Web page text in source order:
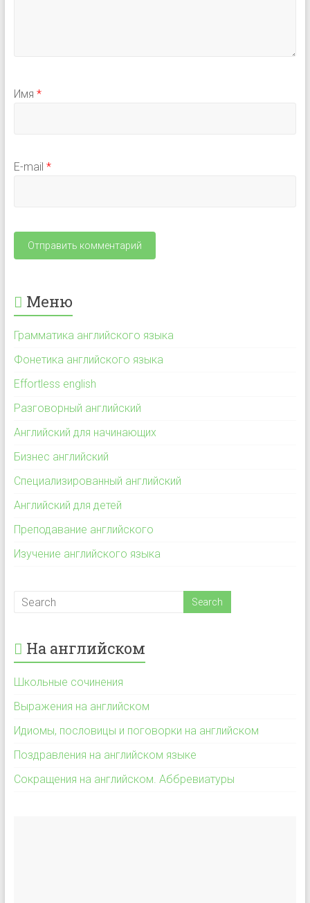
Имя *
E-mail *
Меню
Грамматика английского языка
Фонетика английского языка
Effortless english
Разговорный английский
Английский для начинающих
Бизнес английский
Специализированный английский
Английский для детей
Преподавание английского
Изучение английского языка
На английском
Школьные сочинения
Выражения на английском
Идиомы, пословицы и поговорки на английском
Поздравления на английском языке
Сокращения на английском. Аббревиатуры